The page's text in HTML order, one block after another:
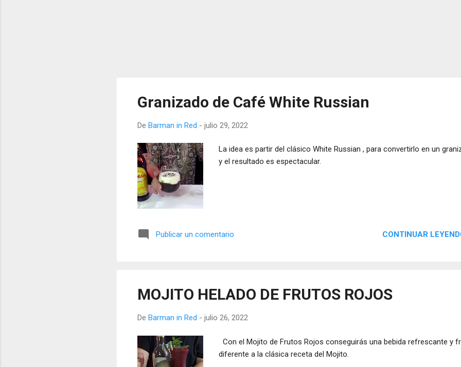
Granizado de Café White Russian
De Barman in Red - julio 29, 2022
La idea es partir del clásico White Russian , para convertirlo en un
y el resultado es espectacular.
Publicar un comentario CONTINUAR
MOJITO HELADO DE FRUTOS ROJOS
De Barman in Red - julio 26, 2022
Con el Mojito de Frutos Rojos conseguirás una bebida refrescante y
diferente a la clásica receta del Mojito.